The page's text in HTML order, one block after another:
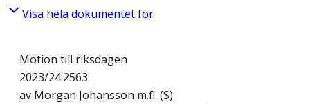
Visa hela dokumentet för
Motion till riksdagen
2023/24:2563
av Morgan Johansson m.fl. (S)